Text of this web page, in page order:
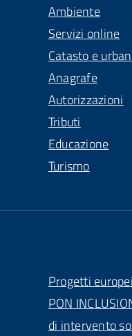
Ambiente
Servizi online
Catasto e
Anagrafe
Autorizzazioni
Tributi
Educazione
Turismo
Progetti europei
PON
di intervento